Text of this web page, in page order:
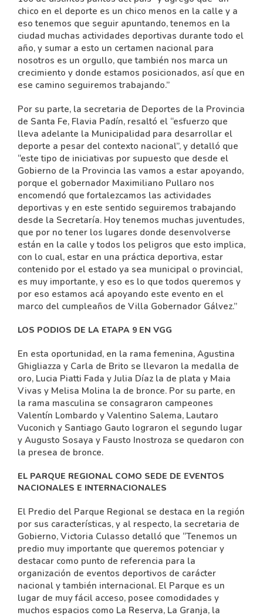
chico en el deporte es un chico menos en la calle y a
eso tenemos que seguir apuntando, tenemos en la
ciudad muchas actividades deportivas durante todo el
año, y sumar a esto un certamen nacional para
nosotros es un orgullo, que también nos marca un
crecimiento y donde estamos posicionados, así que en
ese camino seguiremos trabajando.”
Por su parte, la secretaria de Deportes de la Provincia
de Santa Fe, Flavia Padín, resaltó el “esfuerzo que
lleva adelante la Municipalidad para desarrollar el
deporte a pesar del contexto nacional”, y detalló que
“este tipo de iniciativas por supuesto que desde el
Gobierno de la Provincia las vamos a estar apoyando,
porque el gobernador Maximiliano Pullaro nos
encomendó que fortalezcamos las actividades
deportivas y en este sentido seguiremos trabajando
desde la Secretaría. Hoy tenemos muchas juventudes,
que por no tener los lugares donde desenvolverse
están en la calle y todos los peligros que esto implica,
con lo cual, estar en una práctica deportiva, estar
contenido por el estado ya sea municipal o provincial,
es muy importante, y eso es lo que todos queremos y
por eso estamos acá apoyando este evento en el
marco del cumpleaños de Villa Gobernador Gálvez.”
LOS PODIOS DE LA ETAPA 9 EN VGG
En esta oportunidad, en la rama femenina, Agustina
Ghigliazza y Carla de Brito se llevaron la medalla de
oro, Lucia Piatti Fada y Julia Díaz la de plata y Maia
Vivas y Melisa Molina la de bronce. Por su parte, en
la rama masculina se consagraron campeones
Valentín Lombardo y Valentino Salema, Lautaro
Vuconich y Santiago Gauto lograron el segundo lugar
y Augusto Sosaya y Fausto Inostroza se quedaron con
la presea de bronce.
EL PARQUE REGIONAL COMO SEDE DE EVENTOS
NACIONALES E INTERNACIONALES
El Predio del Parque Regional se destaca en la región
por sus características, y al respecto, la secretaria de
Gobierno, Victoria Culasso detalló que “Tenemos un
predio muy importante que queremos potenciar y
destacar como punto de referencia para la
organización de eventos deportivos de carácter
nacional y también internacional. El Parque es un
lugar de muy fácil acceso, posee comodidades y
muchos espacios como La Reserva, La Granja, la